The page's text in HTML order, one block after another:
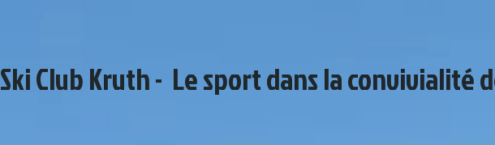
Ski Club Kruth - Le sport dans la convivialité